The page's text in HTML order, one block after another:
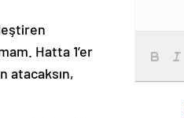
Hatta 1’er
atacaksın,